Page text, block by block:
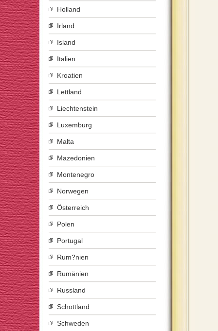
Holland
Irland
Island
Italien
Kroatien
Lettland
Liechtenstein
Luxemburg
Malta
Mazedonien
Montenegro
Norwegen
Österreich
Polen
Portugal
Rum?nien
Rumänien
Russland
Schottland
Schweden